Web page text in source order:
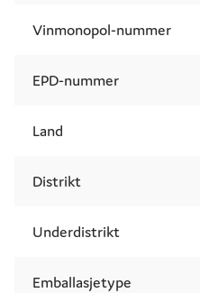
Vinmonopol-nummer
EPD-nummer
Land
Distrikt
Underdistrikt
Emballasjetype